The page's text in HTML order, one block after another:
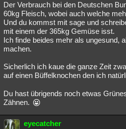
Der Verbrauch bei den Deutschen
60kg Fleisch, wobei auch welche
Und du kommst mit sage und
mit einem der 365kg Gemüse isst.
Ich finde beides mehr als ungesund,
machen.
Sicherlich ich kaue die ganze Zeit
auf einen Büffelknochen den ich
Du hast übrigends noch etwas
Zähnen.
eyecatcher